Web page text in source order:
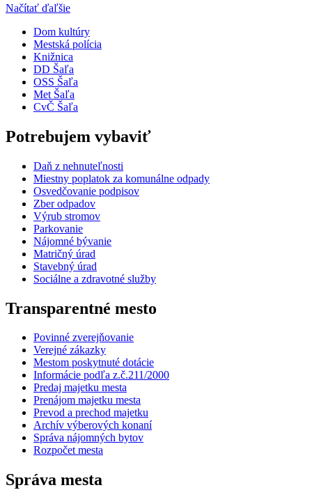
Načítať ďaľšie
Dom kultúry
Mestská polícia
Knižnica
DD Šaľa
OSS Šaľa
Met Šaľa
CvČ Šaľa
Potrebujem vybaviť
Daň z nehnuteľnosti
Miestny poplatok za komunálne odpady
Osvedčovanie podpisov
Zber odpadov
Výrub stromov
Parkovanie
Nájomné bývanie
Matričný úrad
Stavebný úrad
Sociálne a zdravotné služby
Transparentné mesto
Povinné zverejňovanie
Verejné zákazky
Mestom poskytnuté dotácie
Informácie podľa z.č.211/2000
Predaj majetku mesta
Prenájom majetku mesta
Prevod a prechod majetku
Archív výberových konaní
Správa nájomných bytov
Rozpočet mesta
Správa mesta